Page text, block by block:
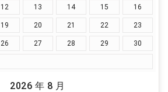
2026 年 8 月
12 13 14 15 16
19 20 21 22 23
26 27 28 29 30